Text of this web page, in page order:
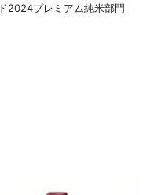
2024プレミアム純米部門